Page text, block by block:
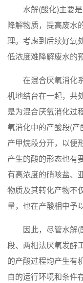
水解(酸化)主要是
降解物质，提高废水
理。考虑到后续好氧
低浓度难降解废水的
在混合厌氧消化系
机地结台在一起，共
是为混合厌氧消化过
氧消化中的产酸段(
产甲烷段分开，以便
产生的酸的形态也有
有高浓度的硝咳盐、
物质及其转化产物不
量，也在产酸相中予
因此，尽管水解(
段、两相法厌氧发酵
的产酸过程均产生有
自的运行环境和条件